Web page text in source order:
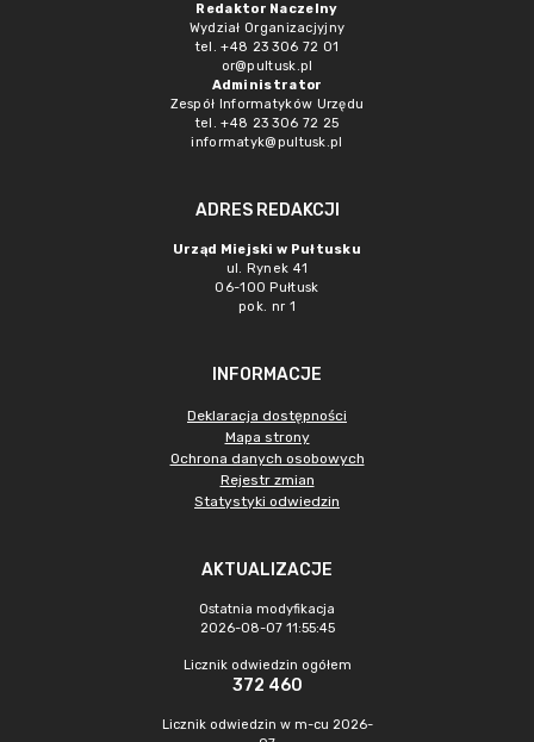
Redaktor Naczelny
Wydział Organizacjyjny
tel. +48 23 306 72 01
or@pultusk.pl
Administrator
Zespół Informatyków Urzędu
tel. +48 23 306 72 25
informatyk@pultusk.pl
ADRES REDAKCJI
Urząd Miejski w Pułtusku
ul. Rynek 41
06-100 Pułtusk
pok. nr 1
INFORMACJE
Deklaracja dostępności
Mapa strony
Ochrona danych osobowych
Rejestr zmian
Statystyki odwiedzin
AKTUALIZACJE
Ostatnia modyfikacja
2026-08-07 11:55:45
Licznik odwiedzin ogółem
372 460
Licznik odwiedzin w m-cu 2026-